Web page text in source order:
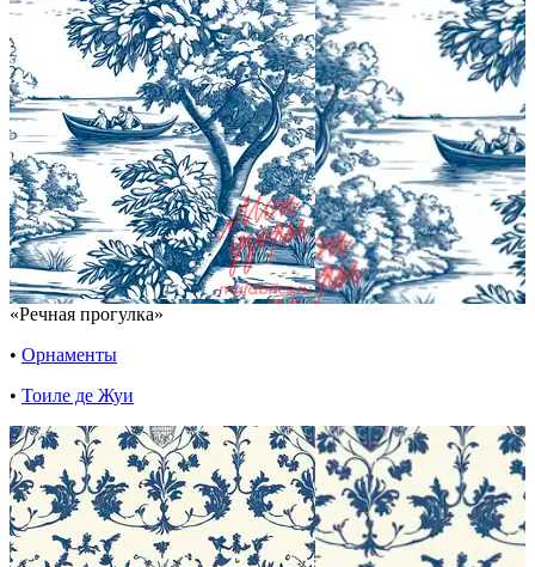
«Речная прогулка»
• Орнаменты
• Тоиле де Жуи